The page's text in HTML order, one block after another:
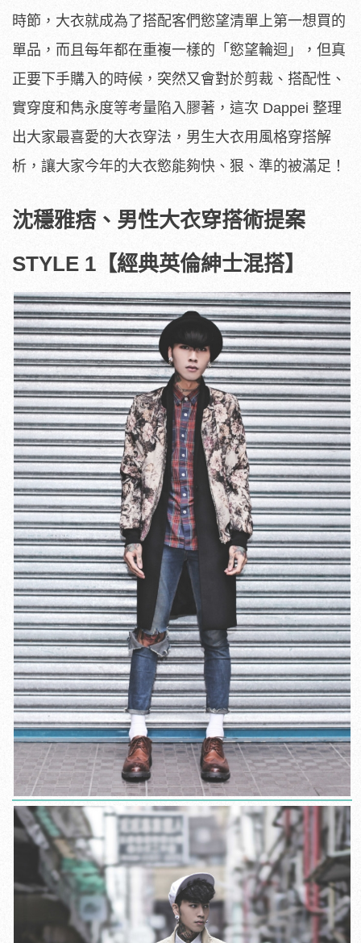
時節，大衣就成為了搭配客們慾望清單上第一想買的
單品，而且每年都在重複一樣的「慾望輪迴」，但真
正要下手購入的時候，突然又會對於剪裁、搭配性、
實穿度和雋永度等考量陷入膠著，這次 Dappei 整理
出大家最喜愛的大衣穿法，男生大衣用風格穿搭解
析，讓大家今年的大衣慾能夠快、狠、準的被滿足！
沈穩雅痞、男性大衣穿搭術提案
STYLE 1 【經典英倫紳士混搭】